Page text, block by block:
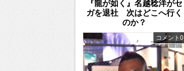
『龍が如く』名越稔洋がセ
ガを退社 次はどこへ行く
のか？
コメント0